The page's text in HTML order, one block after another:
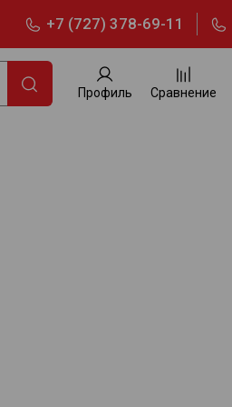
+7 (727) 378-69-11
Профиль Сравнение